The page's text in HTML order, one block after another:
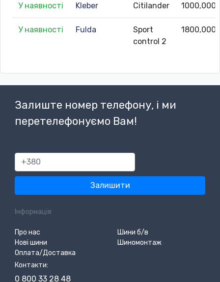
У наявності Kleber Citilander 1000,000
У наявності Fulda
Sport
control 2
1800,000
Залиште номер телефону, і ми
перетелефонуємо Вам!
380
Залишити
Інформація:
Про нас
Шини б/в
Нові шини
Шиномонтаж
Оплата/Доставка
Контакти:
0 800 33 28 48